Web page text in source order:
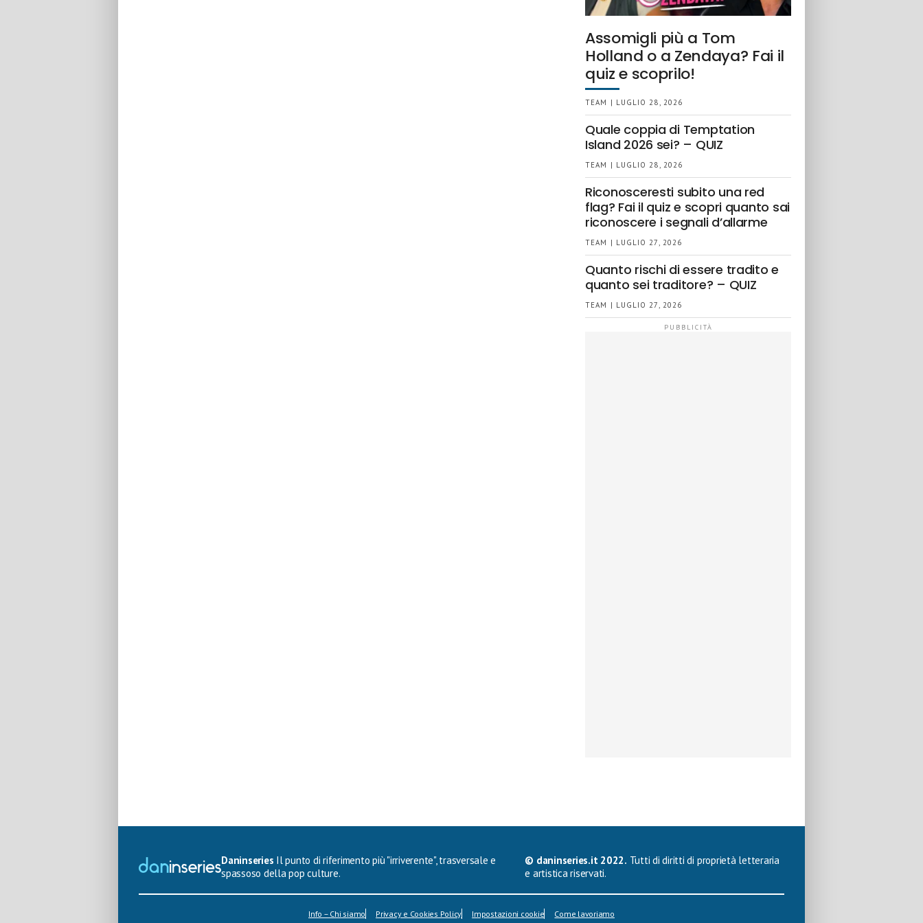
Assomigli più a Tom
Holland o a Zendaya? Fai il
quiz e scoprilo!
TEAM | LUGLIO 28, 2026
Quale coppia di Temptation
Island 2026 sei? – QUIZ
TEAM | LUGLIO 28, 2026
Riconosceresti subito una red
flag? Fai il quiz e scopri quanto sai
riconoscere i segnali d’allarme
TEAM | LUGLIO 27, 2026
Quanto rischi di essere tradito e
quanto sei traditore? – QUIZ
TEAM | LUGLIO 27, 2026
Daninseries Il punto di riferimento più "irriverente", trasversale e
spassoso della pop culture.
© daninseries.it 2022. Tutti di diritti di proprietà letteraria
e artistica riservati.
Info – Chi siamo Privacy e Cookies Policy Impostazioni cookie Come lavoriamo